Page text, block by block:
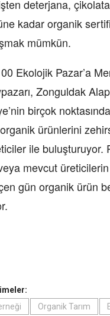
deterjana,
kadar organik
mümkün.
Ekolojik Pazar’a
Zonguldak
birçok
ürünlerini
ile buluşturuyor.
mevcut
gün organik ürün
Organik Tarım